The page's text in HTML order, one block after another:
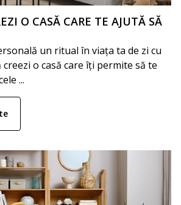
O CASĂ CARE TE AJUTĂ SĂ
un ritual în viața ta de zi cu
creezi o casă care îți permite să te
...